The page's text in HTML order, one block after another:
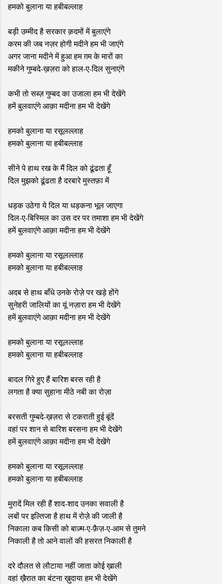
हमको बुलाना या हबीबल्लाह
बड़ी उम्मीद है सरकार क़दमों में बुलाएंगे
करम की जब नज़र होगी मदीने हम भी जाएंगे
अगर जाना मदीने में हुआ हम ग़म के मारों का
मकीने गुम्बदे-ख़ज़रा को हाल-ए-दिल सुनाएंगे
कभी तो सब्ज़ गुम्बद का उजाला हम भी देखेंगे
हमें बुलवाएंगे आक़ा मदीना हम भी देखेंगे
हमको बुलाना या रसूलल्लाह
हमको बुलाना या हबीबल्लाह
सीने पे हाथ रख के मैं दिल को ढूंढता हूँ
दिल मुझको ढूंढता है दरबारे मुस्तफ़ा में
धड़क उठेगा ये दिल या धड़कना भूल जाएगा
दिल-ए-बिस्मिल का उस दर पर तमाशा हम भी देखेंगे
हमें बुलवाएंगे आक़ा मदीना हम भी देखेंगे
हमको बुलाना या रसूलल्लाह
हमको बुलाना या हबीबल्लाह
अदब से हाथ बाँधे उनके रोज़े पर खड़े होंगे
सुनेहरी जालियों का यूं नज़ारा हम भी देखेंगे
हमें बुलवाएंगे आक़ा मदीना हम भी देखेंगे
हमको बुलाना या रसूलल्लाह
हमको बुलाना या हबीबल्लाह
बादल गिरे हुए हैं बारिश बरस रही है
लगता है क्या सुहाना मीठे नबी का रोज़ा
बरसती गुम्बदे-ख़ज़रा से टकराती हुई बूंदें
वहां पर शान से बारिश बरसना हम भी देखेंगे
हमें बुलवाएंगे आक़ा मदीना हम भी देखेंगे
हमको बुलाना या रसूलल्लाह
हमको बुलाना या हबीबल्लाह
मुरादें मिल रही हैं शाद-शाद उनका सवाली है
लबों पर इल्तिजा है हाथ में रोज़े की जाली है
निकाला कब किसी को बाज़्म-ए-फ़ैज़-ए-आम से तुमने
निकाली है तो आने वालों की हसरत निकाली है
दरे दौलत से लौटाया नहीं जाता कोई ख़ाली
वहां ख़ैरात का बंटना ख़ुदाया हम भी देखेंगे